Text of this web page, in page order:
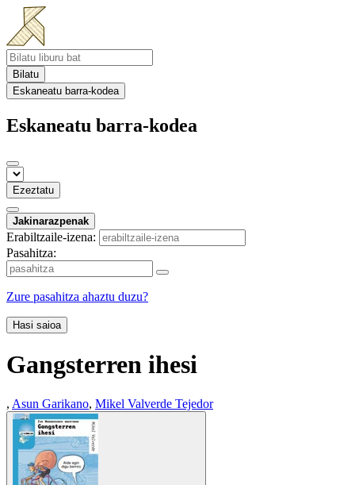
Bilatu
Eskaneatu barra-kodea
Eskaneatu barra-kodea
Ezeztatu
Jakinarazpenak
Erabiltzaile-izena:
Pasahitza:
Zure pasahitza ahaztu duzu?
Hasi saioa
Gangsterren ihesi
, Asun Garikano, Mikel Valverde Tejedor